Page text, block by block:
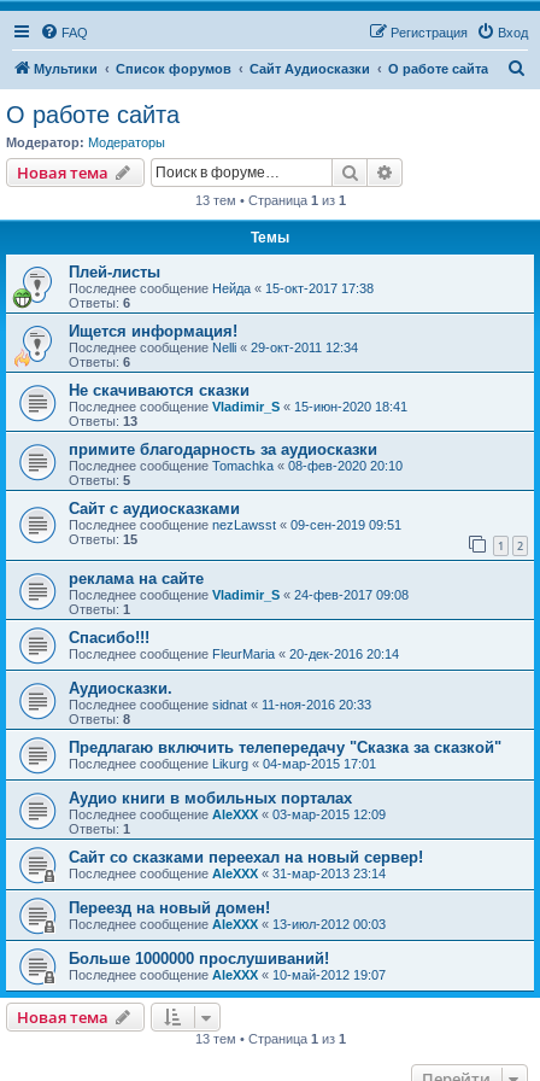
FAQ Вход
Регистрация
Мультики Список форумов Сайт Аудиосказки О работе сайта
О работе сайта
Модератор: Модераторы
Новая тема Поиск
13 тем • Страница 1 из 1
Темы
Плей-листы
Последнее сообщение Нейда « 15-окт-2017 17:38
Ответы: 6
Ищется информация!
Последнее сообщение Nelli « 29-окт-2011 12:34
Ответы: 6
Не скачиваются сказки
Последнее сообщение Vladimir_S « 15-июн-2020 18:41
Ответы: 13
примите благодарность за аудиосказки
Последнее сообщение Tomachka « 08-фев-2020 20:10
Ответы: 5
Сайт с аудиосказками
Последнее сообщение nezLawsst « 09-сен-2019 09:51
Ответы: 15 1 2
реклама на сайте
Последнее сообщение Vladimir_S « 24-фев-2017 09:08
Ответы: 1
Спасибо!!!
Последнее сообщение FleurMaria « 20-дек-2016 20:14
Аудиосказки.
Последнее сообщение sidnat « 11-ноя-2016 20:33
Ответы: 8
Предлагаю включить телепередачу "Сказка за сказкой"
Последнее сообщение Likurg « 04-мар-2015 17:01
Аудио книги в мобильных порталах
Последнее сообщение AleXXX « 03-мар-2015 12:09
Ответы: 1
Сайт со сказками переехал на новый сервер!
Последнее сообщение AleXXX « 31-мар-2013 23:14
Переезд на новый домен!
Последнее сообщение AleXXX « 13-июл-2012 00:03
Больше 1000000 прослушиваний!
Последнее сообщение AleXXX « 10-май-2012 19:07
Новая тема
13 тем • Страница 1 из 1